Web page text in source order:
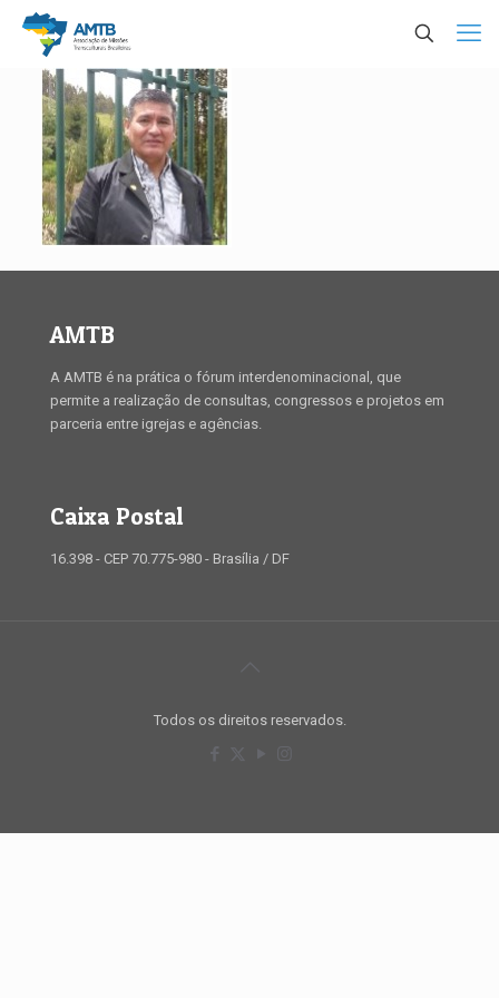
AMTB
A AMTB é na prática o fórum interdenominacional, que
permite a realização de consultas, congressos e projetos em
parceria entre igrejas e agências.
Caixa Postal
16.398 - CEP 70.775-980 - Brasília / DF
Todos os direitos reservados.